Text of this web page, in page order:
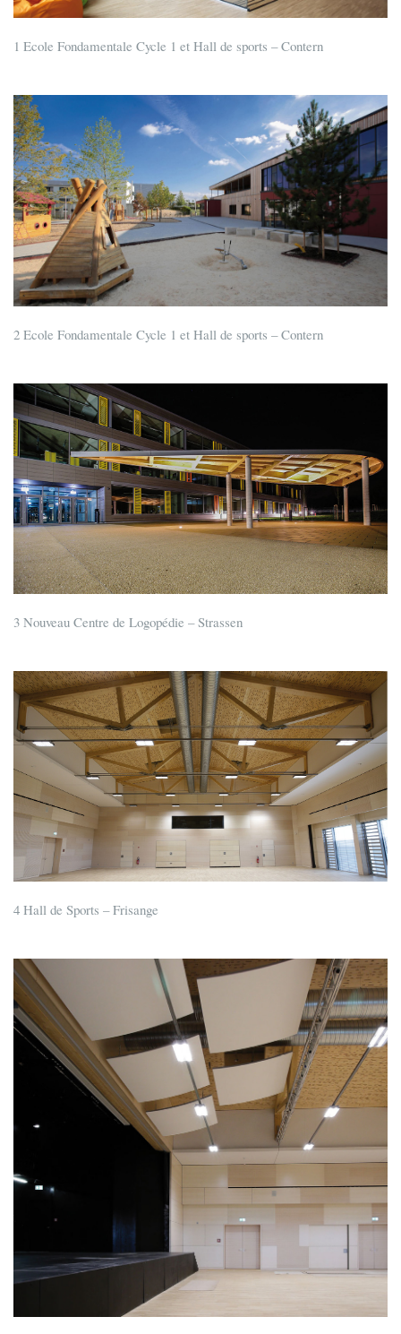
1 Ecole Fondamentale Cycle 1 et Hall de sports – Contern
2 Ecole Fondamentale Cycle 1 et Hall de sports – Contern
3 Nouveau Centre de Logopédie – Strassen
4 Hall de Sports – Frisange